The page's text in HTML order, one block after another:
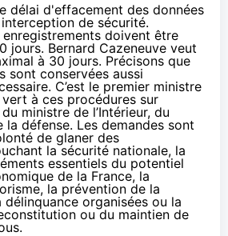
délai d'effacement des données
interception de sécurité.
doivent être
jours. Bernard Cazeneuve veut
à 30 jours. Précisons que
sont conservées aussi
C’est le premier ministre
à ces procédures sur
ministre de l’Intérieur, du
défense. Les demandes sont
de glaner des
la sécurité nationale, la
essentiels du potentiel
de la France, la
la prévention de la
organisées ou la
ou du maintien de